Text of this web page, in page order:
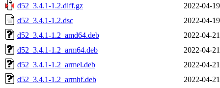
d52_3.4.1-1.2.diff.gz
2022-04-
d52_3.4.1-1.2.dsc
2022-04-
d52_3.4.1-1.2_amd64.deb
2022-04-
d52_3.4.1-1.2_arm64.deb
2022-04-
d52_3.4.1-1.2_armel.deb
2022-04-
d52_3.4.1-1.2_armhf.deb
2022-04-